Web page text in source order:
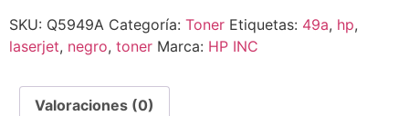
SKU: Q5949A Categoría: Toner Etiquetas: 49a, hp,
laserjet, negro, toner Marca: HP INC
Valoraciones (0)